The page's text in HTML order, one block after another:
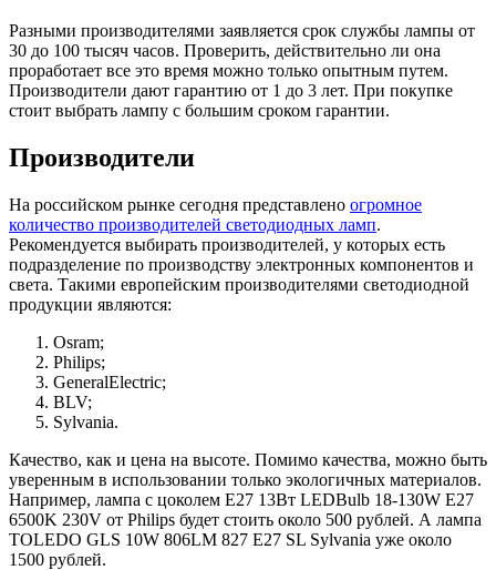
Разными производителями заявляется срок службы лампы от
30 до 100 тысяч часов. Проверить, действительно ли она
проработает все это время можно только опытным путем.
Производители дают гарантию от 1 до 3 лет. При покупке
стоит выбрать лампу с большим сроком гарантии.
Производители
На российском рынке сегодня представлено огромное
количество производителей светодиодных ламп.
Рекомендуется выбирать производителей, у которых есть
подразделение по производству электронных компонентов и
света. Такими европейским производителями светодиодной
продукции являются:
Osram;
Philips;
GeneralElectric;
BLV;
Sylvania.
Качество, как и цена на высоте. Помимо качества, можно быть
уверенным в использовании только экологичных материалов.
Например, лампа с цоколем Е27 13Вт LEDBulb 18-130W E27
6500K 230V от Philips будет стоить около 500 рублей. А лампа
TOLEDO GLS 10W 806LM 827 E27 SL Sylvania уже около
1500 рублей.